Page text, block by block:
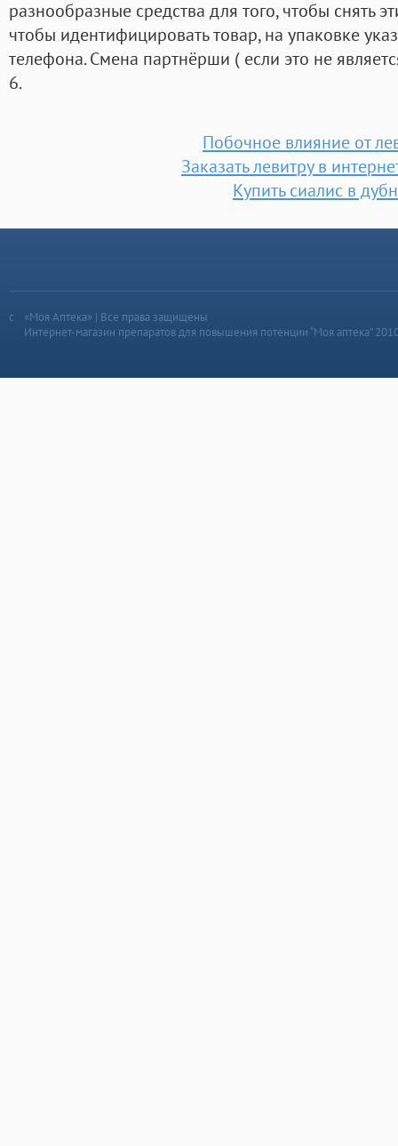
разнообразные средства для того, чтобы снять
чтобы идентифицировать товар, на упаковке
телефона. Смена партнёрши ( если это не
6.
Побочное влияние от
Заказать левитру в
Купить сиалис в
«Моя Аптека» | Все права защищены
Интернет-магазин препаратов для повышения потенции “Моя аптека”